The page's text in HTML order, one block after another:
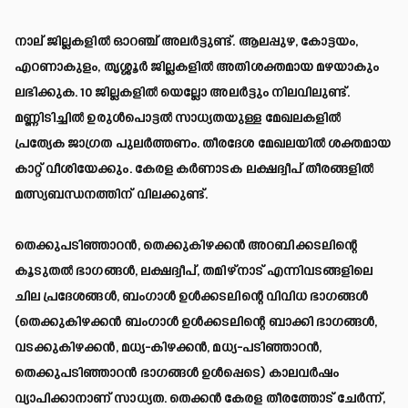
നാല് ജില്ലകളിൽ ഓറഞ്ച് അലർട്ടുണ്ട്. ആലപ്പുഴ, കോട്ടയം,
എറണാകുളം, തൃശ്ശൂർ ജില്ലകളിൽ അതിശക്തമായ മഴയാകും
ലഭിക്കുക. 10 ജില്ലകളിൽ യെല്ലോ അലർട്ടും നിലവിലുണ്ട്.
മണ്ണിടിച്ചിൽ ഉരുൾപൊട്ടൽ സാധ്യതയുള്ള മേഖലകളിൽ
പ്രത്യേക ജാഗ്രത പുലർത്തണം. തീരദേശ മേഖലയിൽ ശക്തമായ
കാറ്റ് വീശിയേക്കും. കേരള കർണാടക ലക്ഷദ്വീപ് തീരങ്ങളിൽ
മത്സ്യബന്ധനത്തിന് വിലക്കുണ്ട്.
തെക്കുപടിഞ്ഞാറൻ, തെക്കുകിഴക്കൻ അറബിക്കടലിന്റെ
കൂടുതൽ ഭാഗങ്ങൾ, ലക്ഷദ്വീപ്, തമിഴ്‌നാട് എന്നിവടങ്ങളിലെ
ചില പ്രദേശങ്ങൾ, ബംഗാൾ ഉൾക്കടലിന്റെ വിവിധ ഭാഗങ്ങൾ
(തെക്കുകിഴക്കൻ ബംഗാൾ ഉൾക്കടലിന്റെ ബാക്കി ഭാഗങ്ങൾ,
വടക്കുകിഴക്കൻ, മധ്യ-കിഴക്കൻ, മധ്യ-പടിഞ്ഞാറൻ,
തെക്കുപടിഞ്ഞാറൻ ഭാഗങ്ങൾ ഉൾപ്പെടെ) കാലവർഷം
വ്യാപിക്കാനാണ് സാധ്യത. തെക്കൻ കേരള തീരത്തോട് ചേർന്ന്,